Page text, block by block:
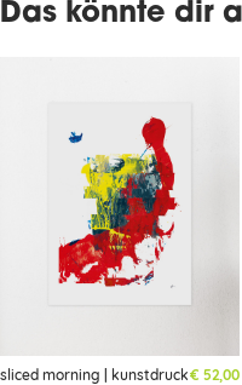
Das könnte dir
sliced morning | kunstdruck€ 52,00